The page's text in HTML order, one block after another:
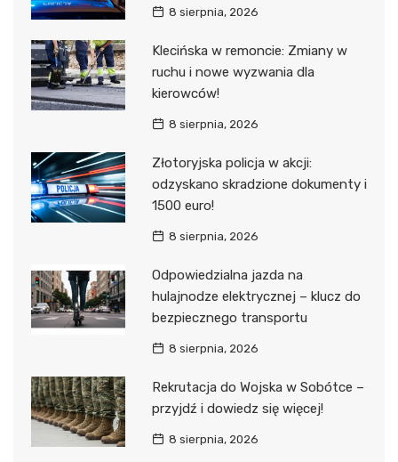
8 sierpnia, 2026
Klecińska w remoncie: Zmiany w
ruchu i nowe wyzwania dla
kierowców!
8 sierpnia, 2026
Złotoryjska policja w akcji:
odzyskano skradzione dokumenty i
1500 euro!
8 sierpnia, 2026
Odpowiedzialna jazda na
hulajnodze elektrycznej – klucz do
bezpiecznego transportu
8 sierpnia, 2026
Rekrutacja do Wojska w Sobótce –
przyjdź i dowiedz się więcej!
8 sierpnia, 2026